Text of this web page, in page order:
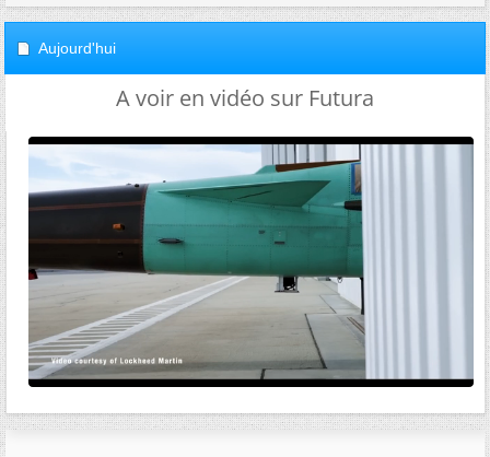
Aujourd'hui
A voir en vidéo sur Futura